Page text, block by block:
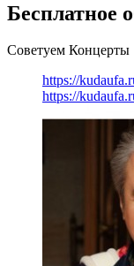
Бесплатное
Советуем Концерты
https://
https://